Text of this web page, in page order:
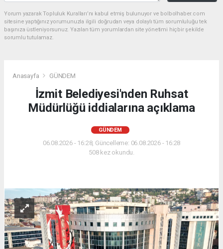
Yorum yazarak Topluluk Kuralları’nı kabul etmiş bulunuyor ve bolbolhaber.com
sitesine yaptığınız yorumunuzla ilgili doğrudan veya dolaylı tüm sorumluluğu tek
başınıza üstleniyorsunuz. Yazılan tüm yorumlardan site yönetimi hiçbir şekilde
sorumlu tutulamaz.
Anasayfa GÜNDEM
İzmit Belediyesi'nden Ruhsat
Müdürlüğü iddialarına açıklama
GÜNDEM
06.08.2026 - 16:28, Güncelleme: 06.08.2026 - 16:28
508 kez okundu.